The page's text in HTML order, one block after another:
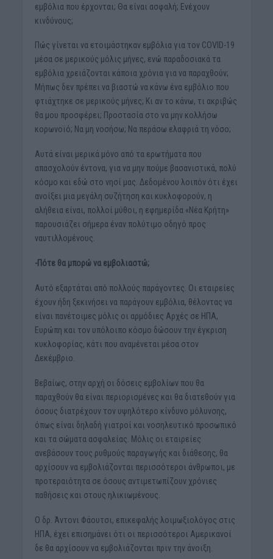
εμβόλια που έρχονται; Θα είναι ασφαλή; Ενέχουν
κινδύνους;
Πώς γίνεται να ετοιμάστηκαν εμβόλια για τον COVID-19
μέσα σε μερικούς μόλις μήνες, ενώ παραδοσιακά τα
εμβόλια χρειάζονται κάποια χρόνια για να παραχθούν;
Μήπως δεν πρέπει να βιαστώ να κάνω ένα εμβόλιο που
φτιάχτηκε σε μερικούς μήνες; Κι αν το κάνω, τι ακριβώς
θα μου προσφέρει; Προστασία στο να μην κολλήσω
κορωνοϊό; Να μη νοσήσω; Να περάσω ελαφριά τη νόσο;
Αυτά είναι μερικά μόνο από τα ερωτήματα που
απασχολούν έντονα, για να μην πούμε βασανιστικά, πολύ
κόσμο και εδώ στο νησί μας. Δεδομένου λοιπόν ότι έχει
ανοίξει μια μεγάλη συζήτηση και κυκλοφορούν, η
αλήθεια είναι, πολλοί μύθοι, η εφημερίδα «Νέα Κρήτη»
παρουσιάζει σήμερα έναν πολύτιμο οδηγό προς
ναυτιλλομένους.
-Πότε θα μπορώ να εμβολιαστώ;
Αυτό εξαρτάται από πολλούς παράγοντες. Οι εταιρείες
έχουν ήδη ξεκινήσει να παράγουν εμβόλια, θέλοντας να
είναι πανέτοιμες μόλις οι αρμόδιες Αρχές σε ΗΠΑ,
Ευρώπη και τον υπόλοιπο κόσμο δώσουν την έγκριση
κυκλοφορίας, κάτι που αναμένεται μέσα στον
Δεκέμβριο.
Βεβαίως, στην αρχή οι δόσεις εμβολίων που θα
παραχθούν θα είναι περιορισμένες και θα διατεθούν για
όσους διατρέχουν τον υψηλότερο κίνδυνο μόλυνσης,
όπως είναι δηλαδή γιατροί και νοσηλευτικό προσωπικό
και τα σώματα ασφαλείας. Μόλις οι εταιρείες
ανεβάσουν τους ρυθμούς παραγωγής και διάθεσης, θα
αρχίσουν να εμβολιάζονται περισσότεροι άνθρωποι, με
προτεραιότητα σε όσους αντιμετωπίζουν χρόνιες
παθήσεις και στους ηλικιωμένους.
Ο δρ. Άντονι Φάουτσι, επικεφαλής λοιμωξιολόγος στις
ΗΠΑ, έχει επισημάνει ότι οι περισσότεροι Αμερικανοί
δε θα αρχίσουν να εμβολιάζονται πριν την άνοιξη.